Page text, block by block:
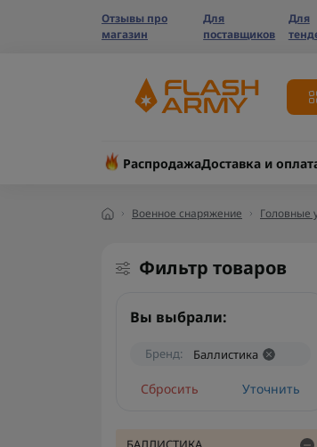
Отзывы про
магазин
Для
поставщиков
Для
РаспродажаДоставка и
Военное снаряжение Головные
Фильтр товаров
Вы выбрали:
Бренд: Баллистика
Сбросить Уточнить